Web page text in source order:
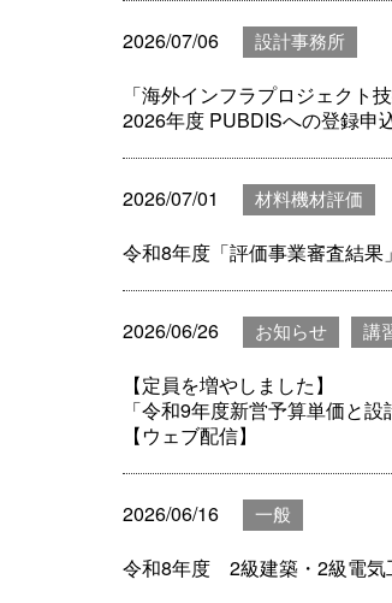
2026/07/06 設計事務所
「海外インフラプロジェクト
2026年度 PUBDISへの登録申
2026/07/01 材料機材評価
令和8年度「評価事業審査結
2026/06/26 お知らせ 講
【定員を増やしました】
「令和9年度新営予算単価と
【ウェブ配信】
2026/06/16 一般
令和8年度 2級建築・2級電